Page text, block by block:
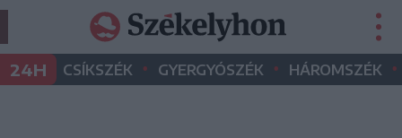
24H CSÍKSZÉK • GYERGYÓSZÉK • HÁROMSZÉK •